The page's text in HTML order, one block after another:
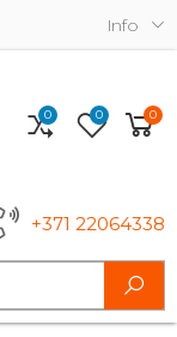
Info
+371 22064338
0 0 0